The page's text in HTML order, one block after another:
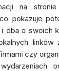
na
pokazuje
dba o swoich
linków
czy